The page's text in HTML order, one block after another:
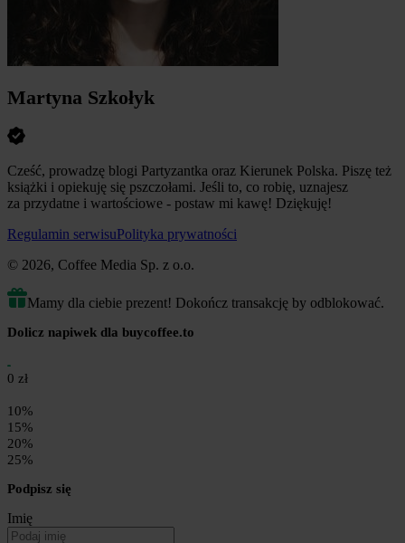
Martyna Szkołyk
Cześć, prowadzę blogi Partyzantka oraz Kierunek Polska. Piszę też
książki i opiekuję się pszczołami. Jeśli to, co robię, uznajesz
za przydatne i wartościowe - postaw mi kawę! Dziękuję!
Regulamin serwisuPolityka prywatności
© 2026, Coffee Media Sp. z o.o.
Mamy dla ciebie prezent! Dokończ transakcję by odblokować.
Dolicz napiwek dla buycoffee.to
0 zł
10%
15%
20%
25%
Podpisz się
Imię